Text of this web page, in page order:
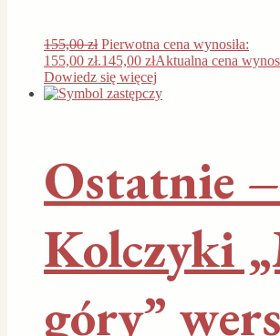
155,00zł Pierwotna cena wynosiła:
155,00 zł.145,00 złAktualna cena
Dowiedz się więcej
Ostatnie –
Kolczyki
góry”